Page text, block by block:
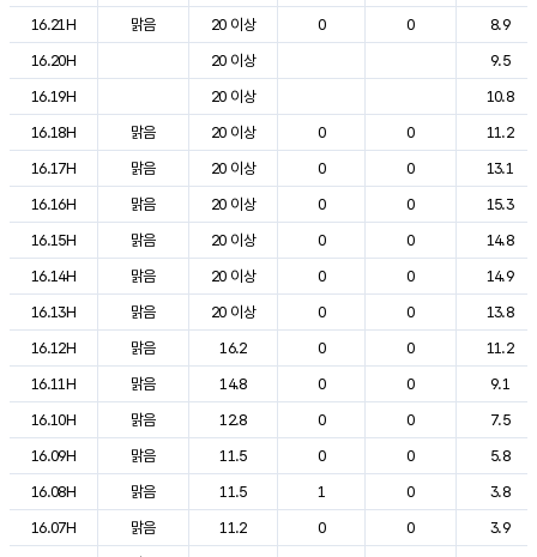
16.21H
맑음 20 이상 0 0
8.9
16.20H
20 이상
9.5
16.19H
20 이상
10.8
16.18H
맑음 20 이상 0 0
11.2
16.17H
맑음 20 이상 0 0
13.1
16.16H
맑음 20 이상 0 0
15.3
16.15H
맑음 20 이상 0 0
14.8
16.14H
맑음 20 이상 0 0
14.9
16.13H
맑음 20 이상 0 0
13.8
16.12H
맑음 16.2 0 0
11.2
16.11H
맑음 14.8 0 0
9.1
16.10H
맑음 12.8 0 0
7.5
16.09H
맑음 11.5 0 0
5.8
16.08H
맑음 11.5 1 0
3.8
16.07H
맑음 11.2 0 0
3.9